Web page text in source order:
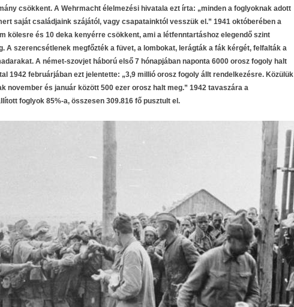
csökkent. A Wehrmacht élelmezési hivatala ezt írta: „minden a foglyoknak adott
saját családjaink szájától, vagy csapatainktól vesszük el.” 1941 októberében a
kölesre és 10 deka kenyérre csökkent, ami a létfenntartáshoz elegendő szint
A szerencsétlenek megfőzték a füvet, a lombokat, lerágták a fák kérgét, felfalták a
A német-szovjet háború első 7 hónapjában naponta 6000 orosz fogoly halt
1942 februárjában ezt jelentette: „3,9 millió orosz fogoly állt rendelkezésre. Közülük
november és január között 500 ezer orosz halt meg.” 1942 tavaszára a
foglyok 85%-a, összesen 309.816 fő pusztult el.